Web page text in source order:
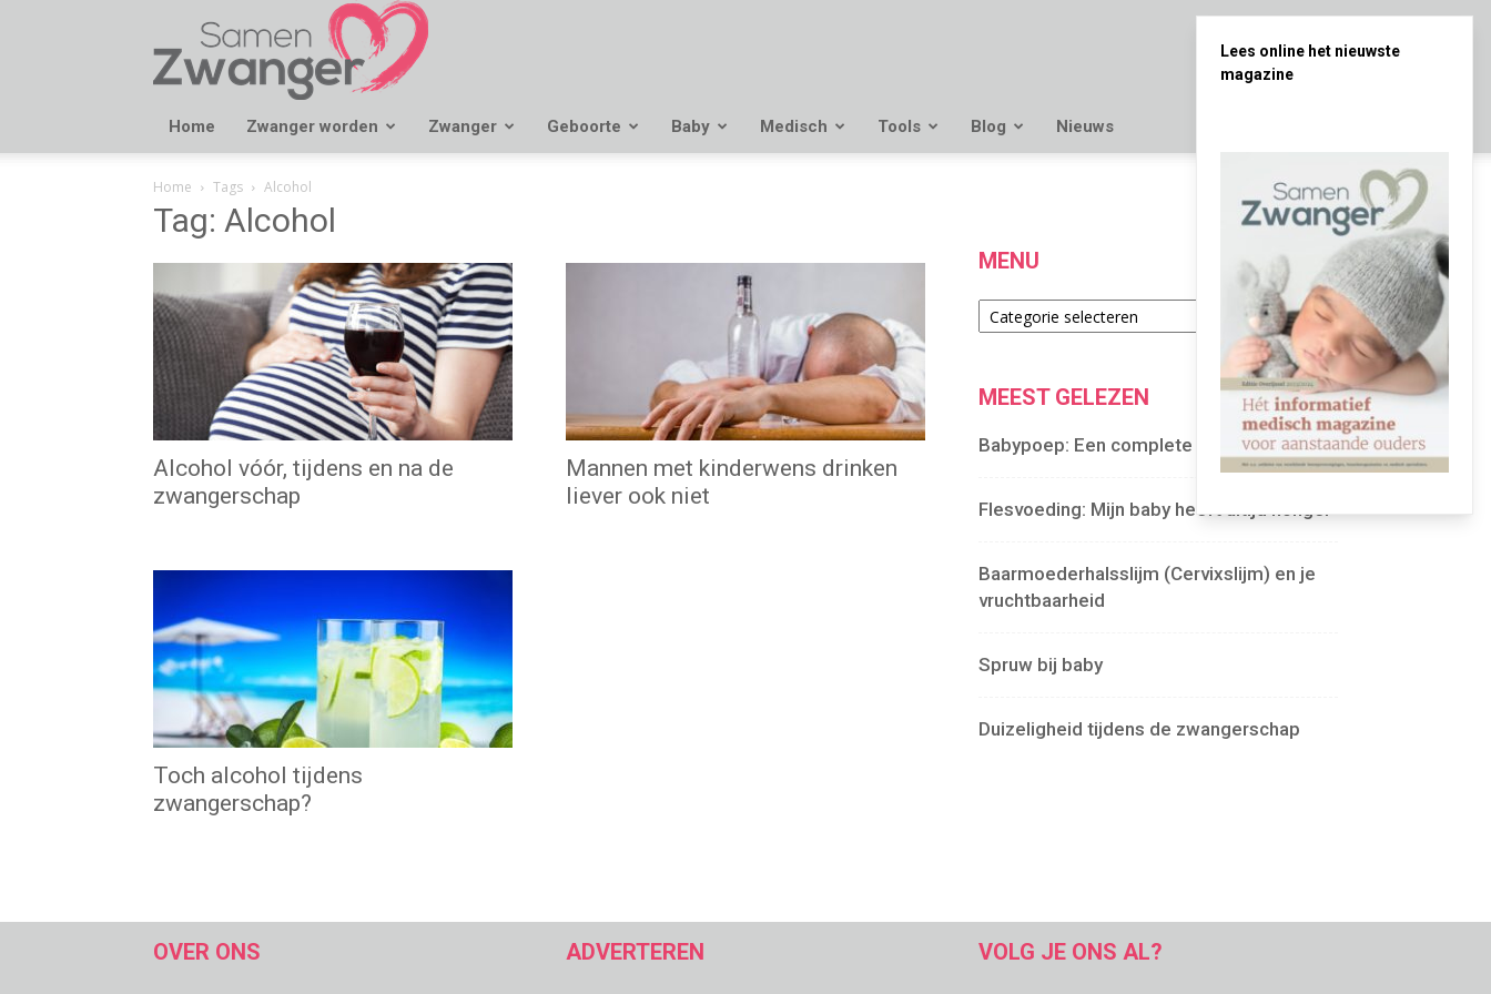
Samen
Zwanger
Home Zwanger worden Zwanger Geboorte Baby Medisch Tools Blog Nieuws
Home Tags Alcohol
Tag: Alcohol
Alcohol vóór, tijdens en na de
zwangerschap
Mannen met kinderwens drinken
liever ook niet
Toch alcohol tijdens
zwangerschap?
MENU
Menu
MEEST GELEZEN
Babypoep: Een complete gids
Flesvoeding: Mijn baby heeft altijd honger
Baarmoederhalsslijm (Cervixslijm) en je
vruchtbaarheid
Spruw bij baby
Duizeligheid tijdens de zwangerschap
OVER ONS ADVERTEREN VOLG JE ONS AL?
Lees online het nieuwste
magazine